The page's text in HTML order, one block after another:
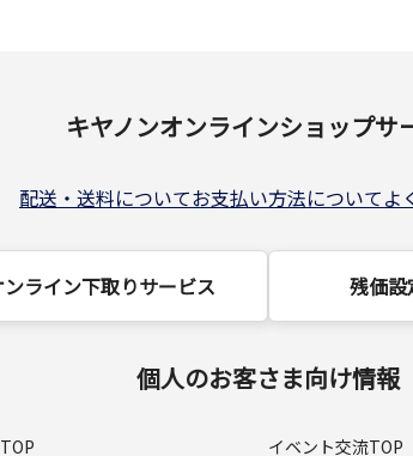
キヤノンオンラインショップサ
配送・送料についてお支払い方法についてよ
ライン下取りサービス 残価設
個人のお客さま向け情報
イベント交流TOP